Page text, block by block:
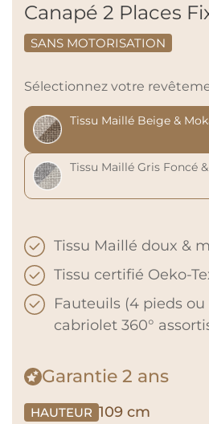
Canapé 2 Places
SANS MOTORISATION
Sélectionnez votre
Tissu Maillé Beige &
Tissu Maillé Gris Foncé
Tissu Maillé doux &
Tissu certifié Oeko-
Fauteuils (4 pieds
cabriolet 360°
Garantie 2 ans
HAUTEUR 109 cm